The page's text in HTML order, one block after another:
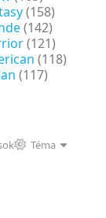
(158)
(142)
(121)
(118)
(117)
Téma